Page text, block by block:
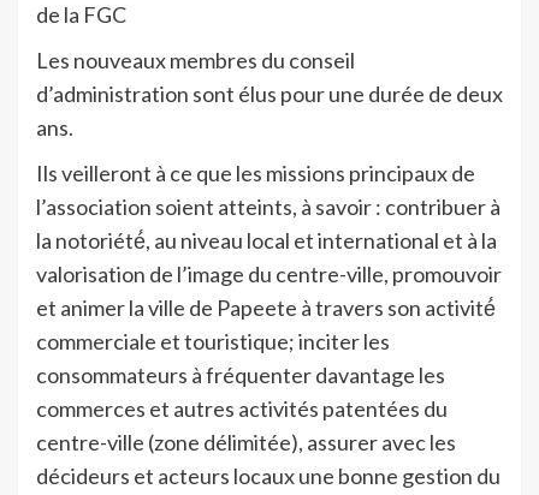
de la FGC
Les nouveaux membres du conseil
d’administration sont élus pour une durée de deux
ans.
Ils veilleront à ce que les missions principaux de
l’association soient atteints, à savoir : contribuer à
la notoriété́, au niveau local et international et à la
valorisation de l’image du centre-ville, promouvoir
et animer la ville de Papeete à travers son activité́
commerciale et touristique; inciter les
consommateurs à fréquenter davantage les
commerces et autres activités patentées du
centre-ville (zone délimitée), assurer avec les
décideurs et acteurs locaux une bonne gestion du